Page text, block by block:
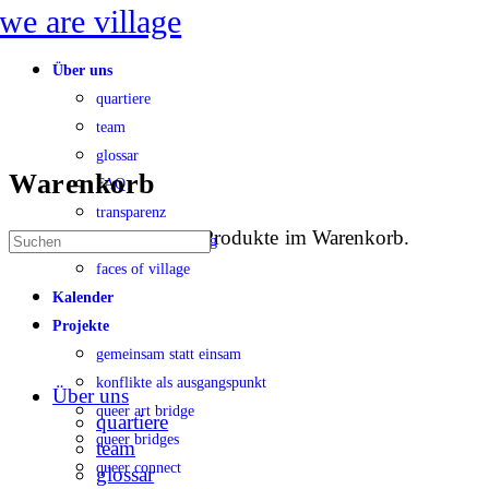
Toggle
PanelÜber uns
quartiere
team
glossar
FAQ
transparenz
konfliktbearbeitung
faces of village
Kalender
Projekte
gemeinsam statt einsam
konflikte als ausgangspunkt
queer art bridge
queer bridges
queer connect
Warenkorb
Es befinden sich keine Produkte im Warenkorb.
Suche
Über uns
quartiere
team
glossar